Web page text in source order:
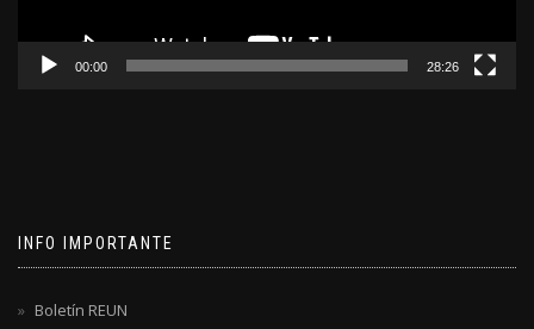
00:00 28:26
INFO IMPORTANTE
Boletín REUN